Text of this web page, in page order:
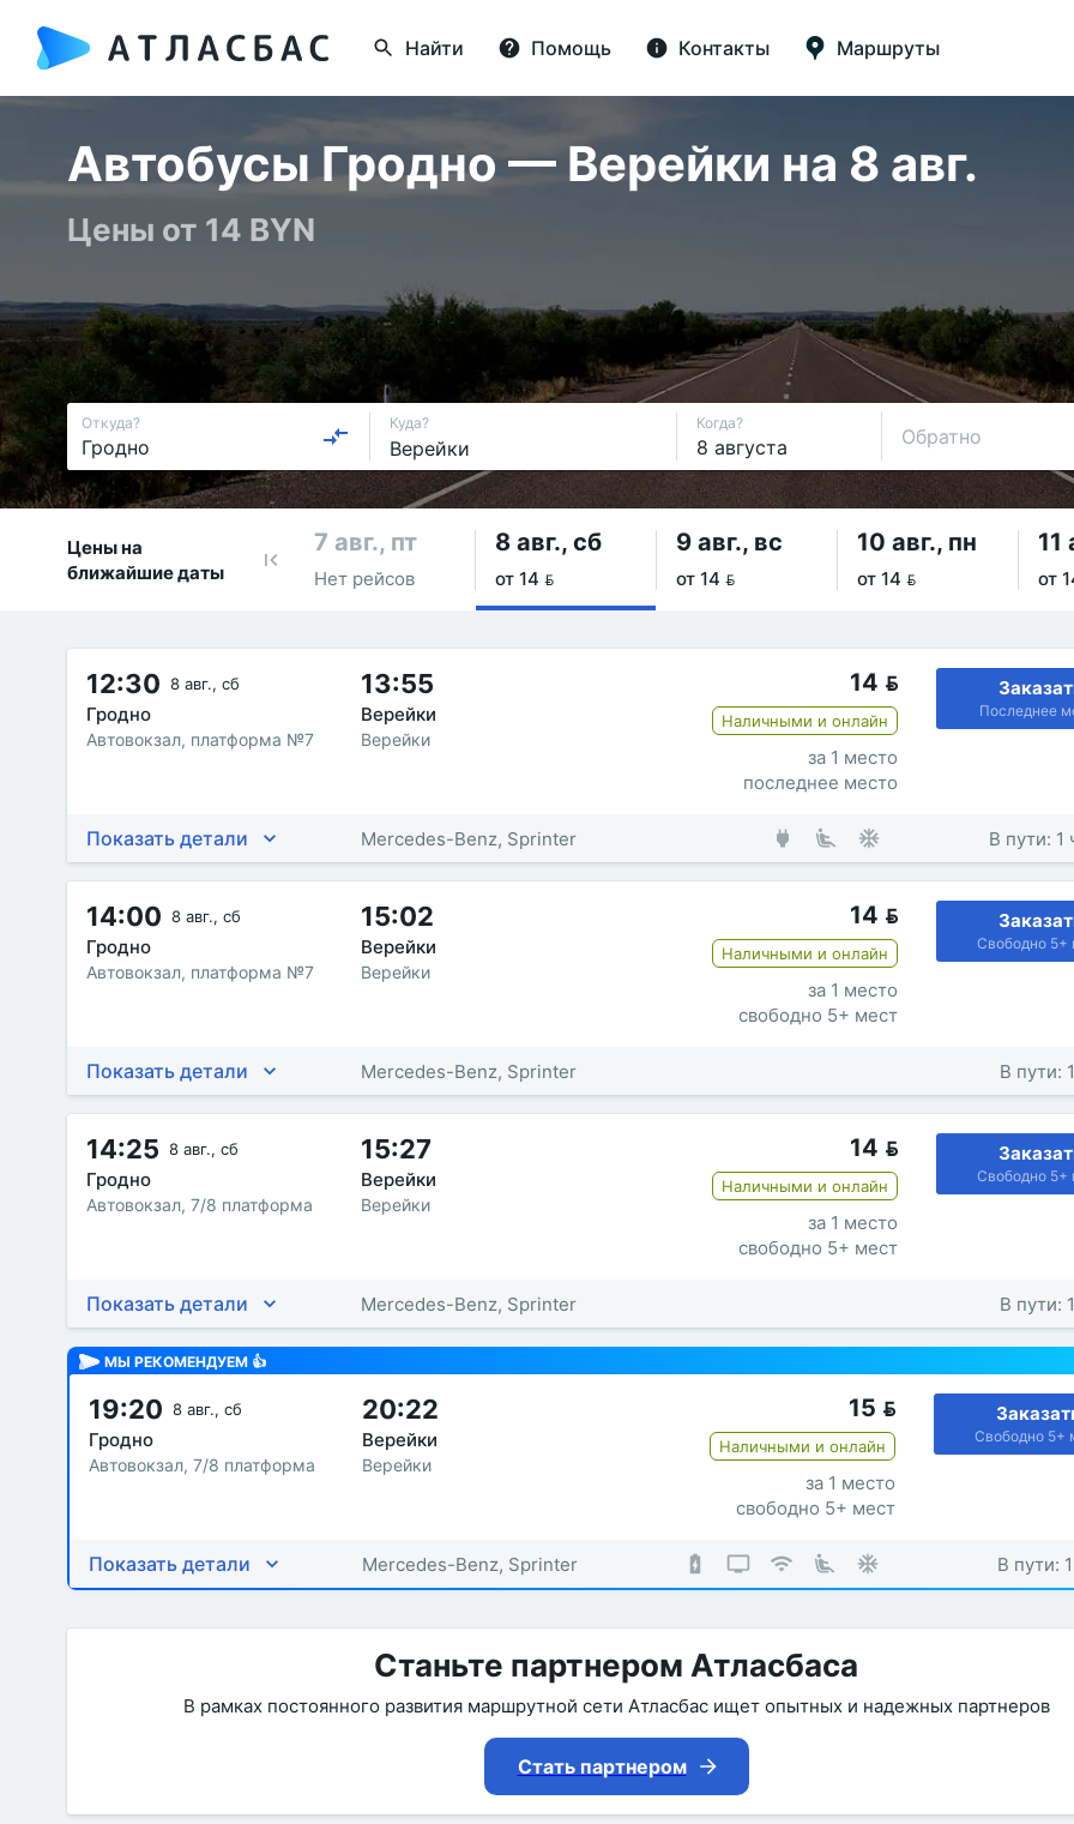
Найти Помощь Контакты Маршруты
Автобусы Гродно — Верейки на 8 авг.
Цены от 14 BYN
Откуда? Куда? Когда?
Обратно
Цены на
ближайшие даты
7 авг., пт
Нет рейсов
8 авг., сб
от 14 
9 авг., вс
от 14 
10 авг., пн
от 14 
11
от
12:30 8 авг., сб
Гродно
Автовокзал, платформа №7
13:55
Верейки
Верейки
14 
Наличными и онлайн
за 1 место
последнее место
Последнее
Показать детали Mercedes-Benz, Sprinter В пути: 1
14:00 8 авг., сб
Гродно
Автовокзал, платформа №7
15:02
Верейки
Верейки
14 
Наличными и онлайн
за 1 место
свободно 5+ мест
Свободно 5+
Показать детали Mercedes-Benz, Sprinter В пути:
14:25 8 авг., сб
Гродно
Автовокзал, 7/8 платформа
15:27
Верейки
Верейки
14 
Наличными и онлайн
за 1 место
свободно 5+ мест
Свободно 5+
Показать детали Mercedes-Benz, Sprinter В пути:
МЫ РЕКОМЕНДУЕМ 👍
19:20 8 авг., сб
Гродно
Автовокзал, 7/8 платформа
20:22
Верейки
Верейки
15 
Наличными и онлайн
за 1 место
свободно 5+ мест
Свободно 5+
Показать детали Mercedes-Benz, Sprinter В пути:
Станьте партнером Атласбаса
В рамках постоянного развития маршрутной сети Атласбас ищет опытных и надежных партнеров
Стать партнером